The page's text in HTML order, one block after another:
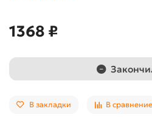
1368 ₽
В закладки В сравнение